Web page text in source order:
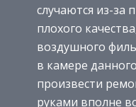
случаются из-за
плохого
воздушного
в камере
произвести
руками вполне